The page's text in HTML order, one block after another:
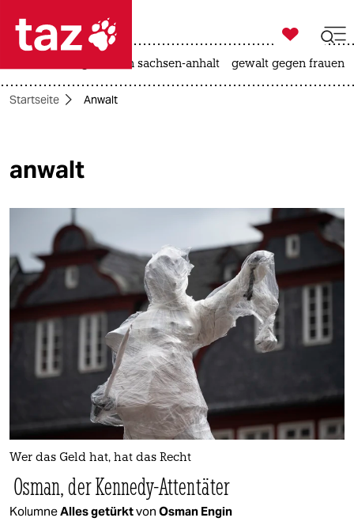

politik
öko
gesellschaft
kultur
sport
berlin
wahrheit
verlag
verlag

taz zahl ich
landtagswahl in sachsen-anhalt gewalt gegen frauen
Startseite Anwalt
anwalt
Wer das Geld hat, hat das Recht
Osman, der Kennedy-Attentäter
KolumneAlles getürktvon Osman Engin